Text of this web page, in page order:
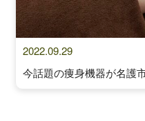
2022.09.29
今話題の痩身機器が名護